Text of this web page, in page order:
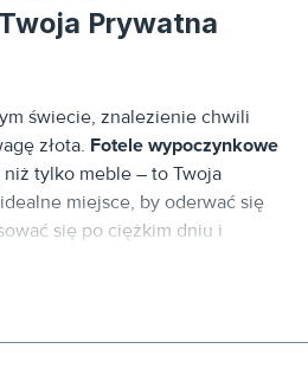
Prywatna
świecie, znalezienie chwili
złota. Fotele wypoczynkowe
tylko meble – to Twoja
miejsce, by oderwać się
się po ciężkim dniu i
maksymalnym komforcie,